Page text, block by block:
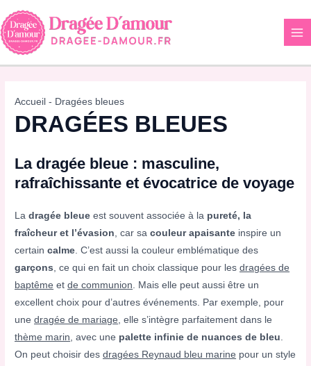
Aller
au
contenu
Accueil - Dragées bleues
DRAGÉES BLEUES
La dragée bleue : masculine,
rafraîchissante et évocatrice de voyage
Ladragée bleue est souvent associée à la pureté, la
fraîcheur et l’évasion, car sacouleur apaisante inspire un
certaincalme. C’est aussi la couleur emblématique des
garçons, ce qui en fait un choix classique pour lesdragées de
baptême etde communion. Mais elle peut aussi être un
excellent choix pour d’autres événements. Par exemple, pour
unedragée de mariage, elle s’intègre parfaitement dans le
thème marin, avec une palette infinie de nuances de bleu.
On peut choisir desdragées Reynaud bleu marine pour un style